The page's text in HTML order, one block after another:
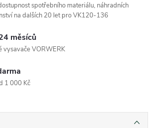
spotřebního materiálu, náhradních
na dalších 20 let pro VK120-136
měsíců
vysavače VORWERK
1 000 Kč